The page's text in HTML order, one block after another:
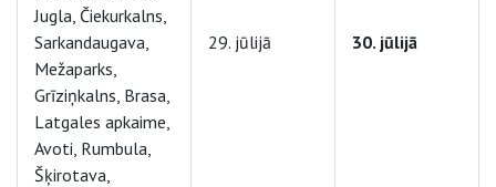
Jugla, Čiekurkalns,
Sarkandaugava,
Mežaparks,
Grīziņkalns, Brasa,
Latgales apkaime,
Avoti, Rumbula,
Šķirotava,
29. jūlijā 30. jūlijā